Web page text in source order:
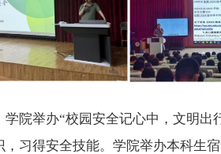
学院举办“校园安全记心中，文明出
习得安全技能。学院举办本科生